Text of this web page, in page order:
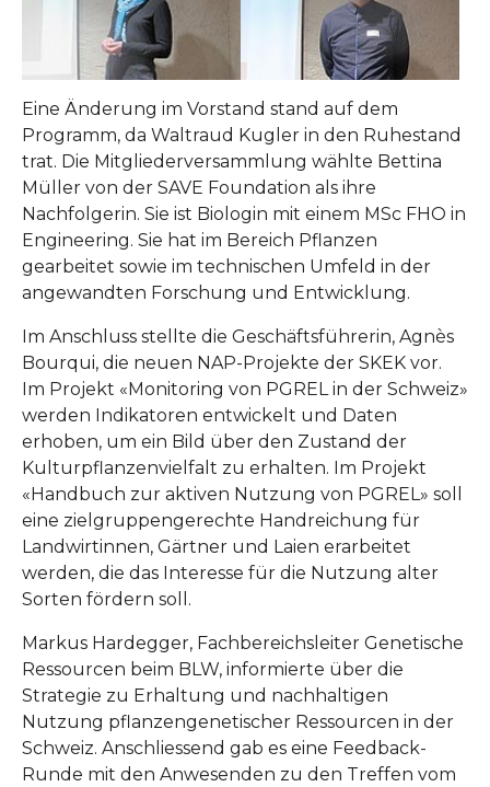
Eine Änderung im Vorstand stand auf dem
Programm, da Waltraud Kugler in den Ruhestand
trat. Die Mitgliederversammlung wählte Bettina
Müller von der SAVE Foundation als ihre
Nachfolgerin. Sie ist Biologin mit einem MSc FHO in
Engineering. Sie hat im Bereich Pflanzen
gearbeitet sowie im technischen Umfeld in der
angewandten Forschung und Entwicklung.
Im Anschluss stellte die Geschäftsführerin, Agnès
Bourqui, die neuen NAP-Projekte der SKEK vor.
Im Projekt «Monitoring von PGREL in der Schweiz»
werden Indikatoren entwickelt und Daten
erhoben, um ein Bild über den Zustand der
Kulturpflanzenvielfalt zu erhalten. Im Projekt
«Handbuch zur aktiven Nutzung von PGREL» soll
eine zielgruppengerechte Handreichung für
Landwirtinnen, Gärtner und Laien erarbeitet
werden, die das Interesse für die Nutzung alter
Sorten fördern soll.
Markus Hardegger, Fachbereichsleiter Genetische
Ressourcen beim BLW, informierte über die
Strategie zu Erhaltung und nachhaltigen
Nutzung pflanzengenetischer Ressourcen in der
Schweiz. Anschliessend gab es eine Feedback-
Runde mit den Anwesenden zu den Treffen vom